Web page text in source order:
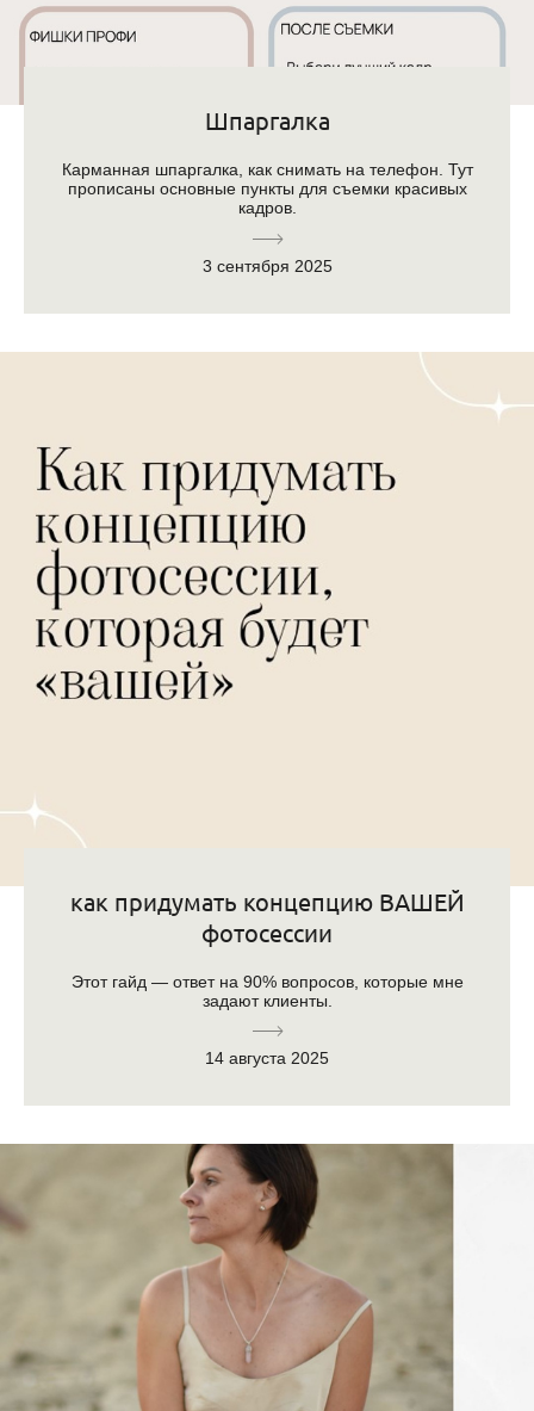
Шпаргалка
Карманная шпаргалка, как снимать на телефон. Тут
прописаны основные пункты для съемки красивых
кадров.
3 сентября 2025
как придумать концепцию ВАШЕЙ
фотосессии
Этот гайд — ответ на 90% вопросов, которые мне
задают клиенты.
14 августа 2025